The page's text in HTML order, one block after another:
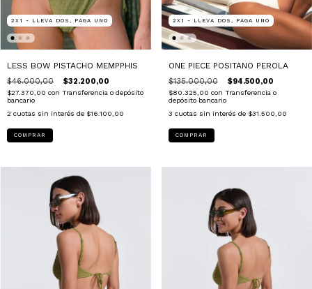
2X1 - LLEVA DOS, PAGA UNO
LESS BOW PISTACHO MEMPPHIS
$46.000,00 $32.200,00
$27.370,00 con Transferencia o depósito
bancario
2 cuotas sin interés de $16.100,00
COMPRAR
2X1 - LLEVA DOS, PAGA UNO
ONE PIECE POSITANO PEROLA
$135.000,00 $94.500,00
$80.325,00 con Transferencia o
depósito bancario
3 cuotas sin interés de $31.500,00
COMPRAR